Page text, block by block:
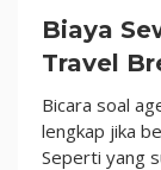
Biaya
Travel
Bicara soal
lengkap jika
Seperti yang